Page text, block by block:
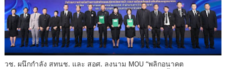
วช. ผนึกกำลัง สทนช. และ สอศ. ลงนาม MOU “พลิกอนาคต